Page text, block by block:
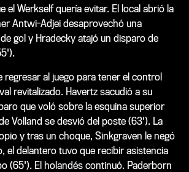
el Werkself quería evitar. El local abrió la
Antwi-Adjei desaprovechó una
gol y Hradecky atajó un disparo de
regresar al juego para tener el control
revitalizado. Havertz sacudió a su
que voló sobre la esquina superior
Volland se desvió del poste (63'). La
y tras un choque, Sinkgraven le negó
el delantero tuvo que recibir asistencia
(65'). El holandés continuó. Paderborn